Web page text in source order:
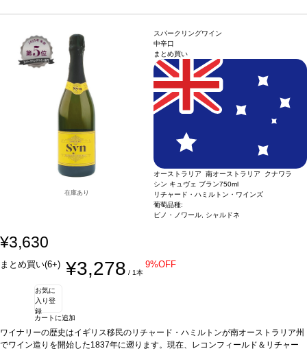
ことがありませんでした。さて、いつ飲み始めましょうか？答えに困る質問です。
特に今すでに魅力たっぷりで美味、同時に熟成ポテンシャルも壮大なこういうワイ
ンに関しては。
葡萄品種
カベルネ・ソーヴィニヨン 67%、メルロー29%、プテ
ィ・ヴェルド4%
在庫あり
スパークリングワイン
中辛口
まとめ買い
オーストラリア 南オーストラリア クナワラ
シン キュヴェ ブラン750ml
リチャード・ハミルトン・ワインズ
葡萄品種:
ピノ・ノワール, シャルドネ
¥3,630
まとめ買い(6+) ¥3,278 / 1本
9%OFF
お気に
入り登
録
カートに追加
ワイナリーの歴史はイギリス移民のリチャード・ハミルトンが南オーストラリア州
でワイン造りを開始した1837年に遡ります。現在、レコンフィールド＆リチャー